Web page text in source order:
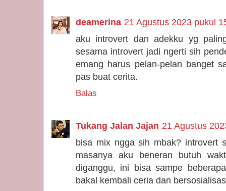
deamerina 21 Agustus 2023 pukul
aku introvert dan adekku yg
sesama introvert jadi ngerti sih
emang harus pelan-pelan banget
pas buat cerita.
Balas
Tukang Jalan Jajan 21 Agustus
bisa mix ngga sih mbak? introvert
masanya aku beneran butuh
diganggu, ini bisa sampe
bakal kembali ceria dan